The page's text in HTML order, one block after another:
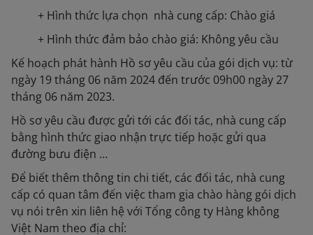
+ Hình thức lựa chọn nhà cung cấp: Chào giá
+ Hình thức đảm bảo chào giá: Không yêu cầu
Kế hoạch phát hành Hồ sơ yêu cầu của gói dịch vụ: từ
ngày 19 tháng 06 năm 2024 đến trước 09h00 ngày 27
tháng 06 năm 2023.
Hồ sơ yêu cầu được gửi tới các đối tác, nhà cung cấp
bằng hình thức giao nhận trực tiếp hoặc gửi qua
đường bưu điện …
Để biết thêm thông tin chi tiết, các đối tác, nhà cung
cấp có quan tâm đến việc tham gia chào hàng gói dịch
vụ nói trên xin liên hệ với Tổng công ty Hàng không
Việt Nam theo địa chỉ: